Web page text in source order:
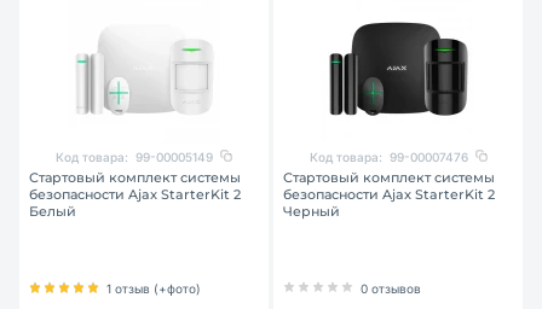
Код товара: 99-00005149
Стартовый комплект системы
безопасности Ajax StarterKit 2
Белый
1 отзыв (+фото)
Код товара: 99-00007476
Стартовый комплект системы
безопасности Ajax StarterKit 2
Черный
0 отзывов